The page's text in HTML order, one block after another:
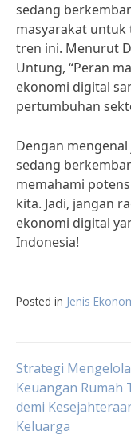
sedang
masyarakat
tren ini. Menurut
Untung, “Peran
ekonomi digital
pertumbuhan
Dengan
sedang
memahami
kita. Jadi, jangan
ekonomi digital
Indonesia!
Posted in Jenis
Post
Strategi Mengelola
Keuangan Rumah
demi
Keluarga